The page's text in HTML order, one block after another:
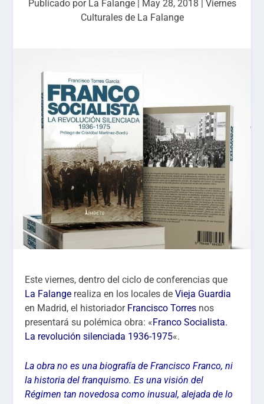
Publicado por La Falange| May 28, 2018 | Viernes
Culturales de La Falange
Este viernes, dentro del ciclo de conferencias que
La Falange realiza en los locales deVieja Guardia
en Madrid, el historiador Francisco Torres nos
presentará su polémica obra: «Franco Socialista.
La revolución silenciada 1936-1975«.
La obra no es una biografía de Francisco Franco, ni
la historia del franquismo. Es una visión del
Régimen tan novedosa como inusual, alejada de lo